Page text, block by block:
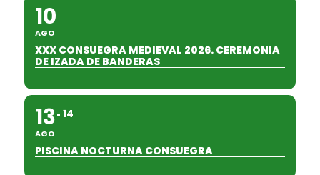
10
AGO
XXX CONSUEGRA MEDIEVAL 2026. CEREMONIA
DE IZADA DE BANDERAS
13
AGO
14
PISCINA NOCTURNA CONSUEGRA